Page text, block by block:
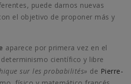
puede darnos nuevas
el objetivo de proponer más y
aparece por primera vez en el
científico y libre
sur les probabilités» de Pierre-